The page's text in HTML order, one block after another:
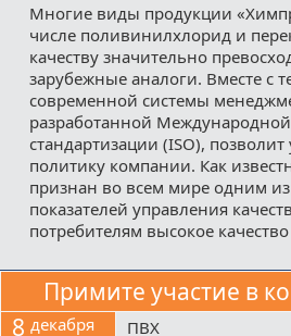
Многие виды продукции
числе поливинилхлорид и
качеству значительно
зарубежные аналоги. Вместе с
современной системы
разработанной
стандартизации (ISO),
политику компании. Как
признан во всем мире одним
показателей управления
потребителям высокое
Примите участие в
8 декабря ПВХ